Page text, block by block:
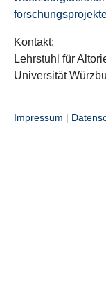
Kontakt:
Lehrstuhl für
Universität
Impressum |